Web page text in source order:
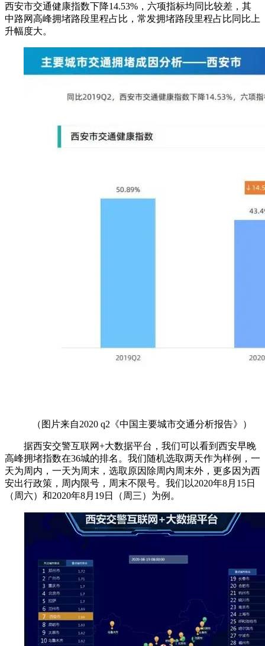
西安市交通健康指数下降14.53%，六项指标均同比较差，其
中路网高峰拥堵路段里程占比，常发拥堵路段里程占比同比上
升幅度大。
（图片来自2020 q2《中国主要城市交通分析报告》）
据西安交警互联网+大数据平台，我们可以看到西安早晚
高峰拥堵指数在36城的排名。我们随机选取两天作为样例，一
天为周内，一天为周末，选取原因除周内周末外，更多因为西
安出行政策，周内限号，周末不限号。我们以2020年8月15日
（周六）和2020年8月19日（周三）为例。